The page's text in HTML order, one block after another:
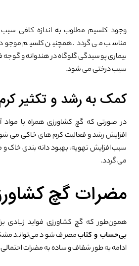
وجود کلسیم مطلوب به اندازه کافی
مناسب می گردد. همچنین کلسیم موجود
بیماری پوسیدگی گلوگاه در هندوانه و گوجه
سیب درختی می شود.
کمک به رشد و تکثیر
در صورتی که گچ کشاورزی همراه با
افزایش رشد و فعالیت کرم های خاکی می
سبب افزایش تهویه، بهبود دانه بندی
می گردد.
مضرات گچ
همون‌طور که گچ کشاورزی فواید زیادی
بی‌حساب و کتابمصرف شود می‌تواند
ادامه به طور شفاف و ساده به مضرات